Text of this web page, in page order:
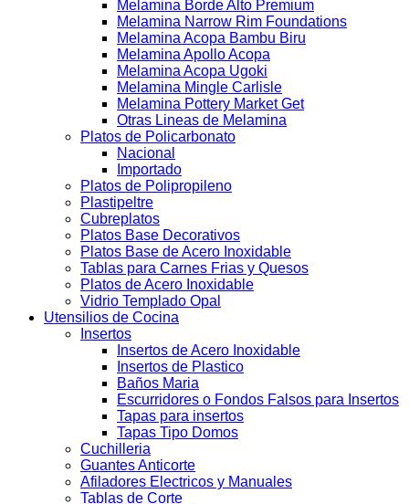
Melamina Borde Alto Premium
Melamina Narrow Rim Foundations
Melamina Acopa Bambu Biru
Melamina Apollo Acopa
Melamina Acopa Ugoki
Melamina Mingle Carlisle
Melamina Pottery Market Get
Otras Lineas de Melamina
Platos de Policarbonato
Nacional
Importado
Platos de Polipropileno
Plastipeltre
Cubreplatos
Platos Base Decorativos
Platos Base de Acero Inoxidable
Tablas para Carnes Frias y Quesos
Platos de Acero Inoxidable
Vidrio Templado Opal
Utensilios de Cocina
Insertos
Insertos de Acero Inoxidable
Insertos de Plastico
Baños Maria
Escurridores o Fondos Falsos para Insertos
Tapas para insertos
Tapas Tipo Domos
Cuchilleria
Guantes Anticorte
Afiladores Electricos y Manuales
Tablas de Corte